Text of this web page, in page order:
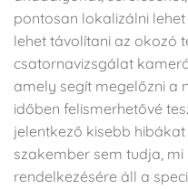
pontosan lokalizálni
lehet távolítani az okozó
csatornavizsgálat
amely segít megelőzni a
időben felismerhetővé
jelentkező kisebb
szakember sem tudja,
rendelkezésére áll a